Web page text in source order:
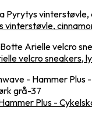
vinterstøvle,
velcro sneakers,
Plus -